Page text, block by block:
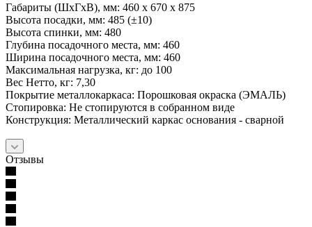
Габариты (ШхГхB), мм: 460 х 670 х 875
Высота посадки, мм: 485 (±10)
Высота спинки, мм: 480
Глубина посадочного места, мм: 460
Ширина посадочного места, мм: 460
Максимальная нагрузка, кг: до 100
Вес Нетто, кг: 7,30
Покрытие металлокаркаса: Порошковая окраска (ЭМАЛЬ)
Стопировка: Не стопируются в собранном виде
Конструкция: Металлический каркас основания - сварной
Отзывы